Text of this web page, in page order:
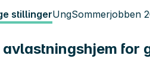
stillingerUngSommerjobben
avlastningshjem for